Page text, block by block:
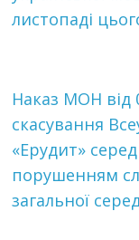
листопаді
Наказ МОН від
скасування
«Ерудит»
порушенням
загальної